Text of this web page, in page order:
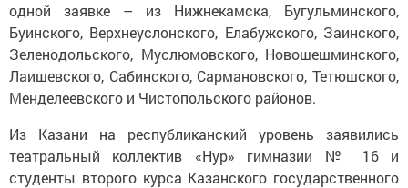
одной заявке – из Нижнекамска, Бугульминского,
Буинского, Верхнеуслонского, Елабужского, Заинского,
Зеленодольского, Муслюмовского, Новошешминского,
Лаишевского, Сабинского, Сармановского, Тетюшского,
Менделеевского и Чистопольского районов.
Из Казани на республиканский уровень заявились
театральный коллектив «Нур» гимназии № 16 и
студенты второго курса Казанского государственного